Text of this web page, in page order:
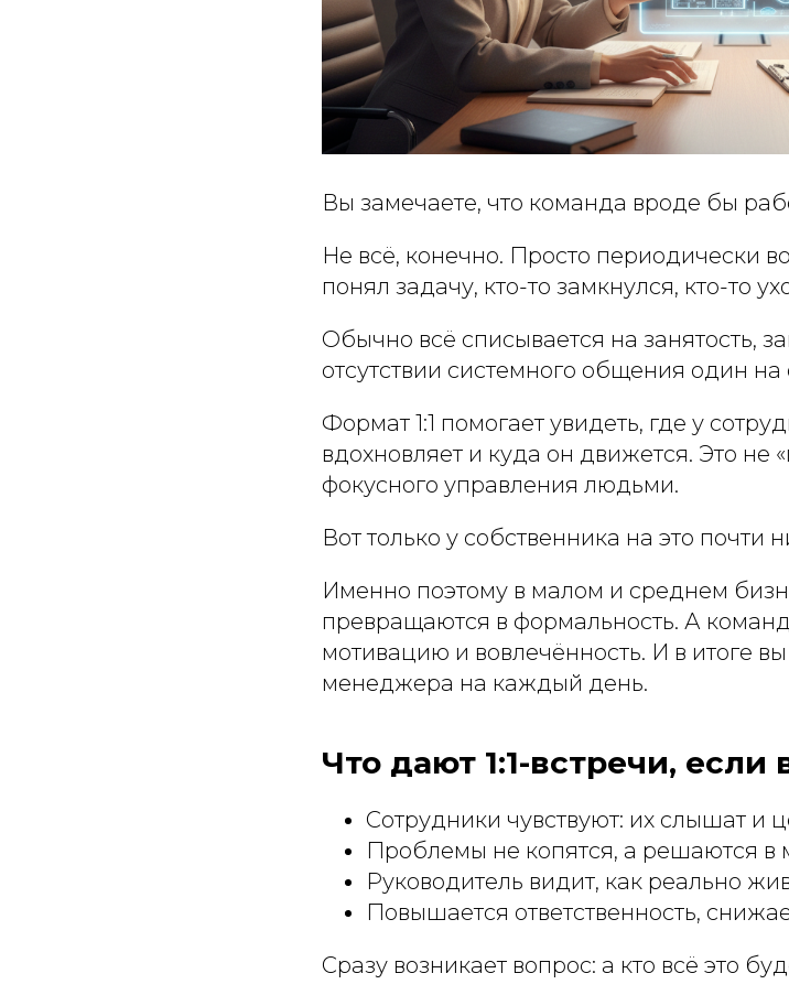
Вы замечаете, что команда вроде бы
Не всё, конечно. Просто периодически
понял задачу, кто-то замкнулся, кто-то
Обычно всё списывается на занятость,
отсутствии системного общения один на
Формат 1:1 помогает увидеть, где у
вдохновляет и куда он движется. Это не
фокусного управления людьми.
Вот только у собственника на это почти
Именно поэтому в малом и среднем
превращаются в формальность. А
мотивацию и вовлечённость. И в итоге
менеджера на каждый день.
Что дают 1:1-встречи, если
Сотрудники чувствуют: их слышат и
Проблемы не копятся, а решаются в
Руководитель видит, как реально
Повышается ответственность,
Сразу возникает вопрос: а кто всё это